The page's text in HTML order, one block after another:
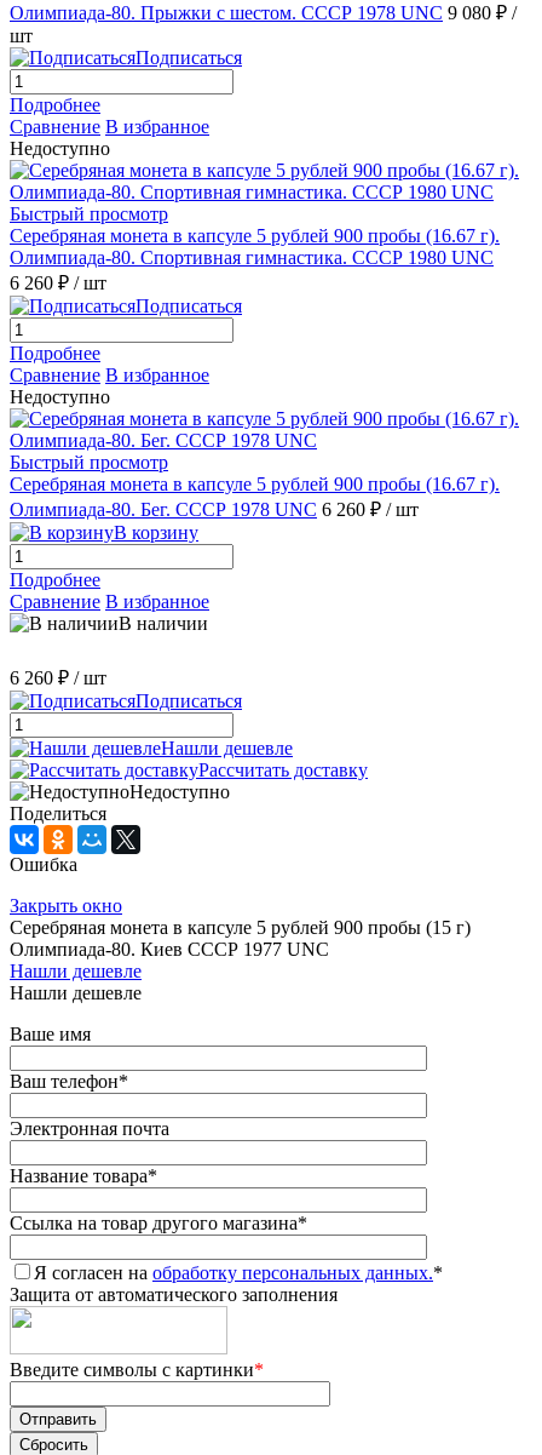
Олимпиада-80. Прыжки с шестом. СССР 1978 UNC 9 080 ₽ /
шт
Подписаться
Подробнее
Сравнение В избранное
Недоступно
Быстрый просмотр
Серебряная монета в капсуле 5 рублей 900 пробы (16.67 г).
Олимпиада-80. Спортивная гимнастика. СССР 1980 UNC
6 260 ₽ / шт
Подписаться
Подробнее
Сравнение В избранное
Недоступно
Быстрый просмотр
Серебряная монета в капсуле 5 рублей 900 пробы (16.67 г).
Олимпиада-80. Бег. СССР 1978 UNC 6 260 ₽ / шт
В корзину
Подробнее
Сравнение В избранное
В наличии
6 260 ₽ / шт
Подписаться
Нашли дешевле
Рассчитать доставку
Недоступно
Поделиться
Ошибка
Закрыть окно
Серебряная монета в капсуле 5 рублей 900 пробы (15 г)
Олимпиада-80. Киев СССР 1977 UNC
Нашли дешевле
Нашли дешевле
Ваше имя
Ваш телефон*
Электронная почта
Название товара*
Ссылка на товар другого магазина*
Я согласен на обработку персональных данных.*
Защита от автоматического заполнения
Введите символы с картинки*